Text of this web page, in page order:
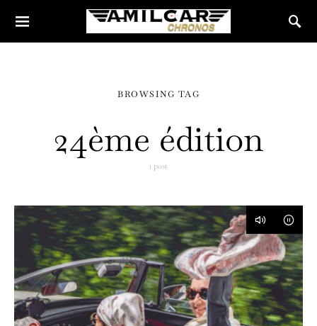
BROWSING TAG
24ème édition
1 post